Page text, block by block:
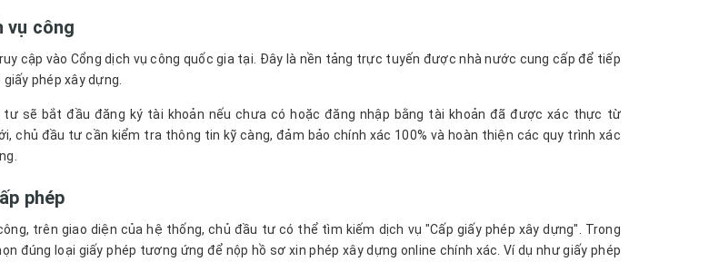
vụ công
cập vào Cổng dịch vụ công quốc gia tại. Đây là nền tảng trực tuyến được nhà nước cung cấp để tiếp
phép xây dựng.
tư sẽ bắt đầu đăng ký tài khoản nếu chưa có hoặc đăng nhập bằng tài khoản đã được xác thực từ
chủ đầu tư cần kiểm tra thông tin kỹ càng, đảm bảo chính xác 100% và hoàn thiện các quy trình xác
phép
trên giao diện của hệ thống, chủ đầu tư có thể tìm kiếm dịch vụ "Cấp giấy phép xây dựng". Trong
đúng loại giấy phép tương ứng để nộp hồ sơ xin phép xây dựng online chính xác. Ví dụ như giấy phép